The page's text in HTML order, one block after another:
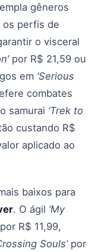
gêneros
os perfis de
o visceral
por R$ 21,59 ou
em ‘Serious
combates
samurai ‘Trek to
custando R$
aplicado ao
baixos para
. O ágil ‘My
R$ 11,99,
Souls’por